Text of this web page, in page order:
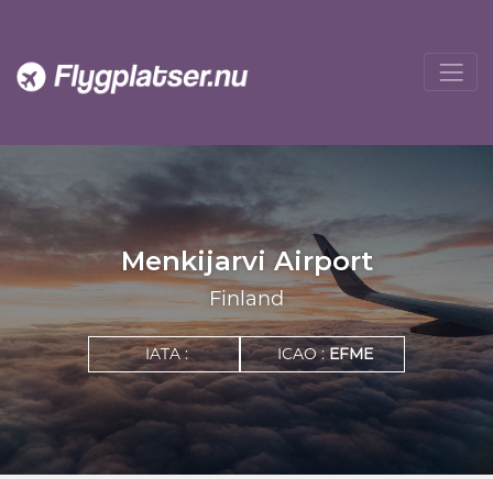
Menkijarvi Airport
Finland
IATA : ICAO :EFME